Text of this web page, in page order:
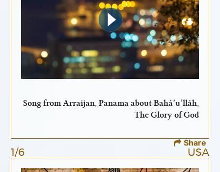
Song from Arraijan, Panama about Bahá’u’lláh,
The Glory of God
Share
USA
1/6